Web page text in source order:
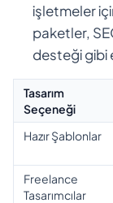
işletmeler
paketler,
desteği gibi
Tasarım
Seçeneği
Hazır Şablonlar
Freelance
Tasarımcılar